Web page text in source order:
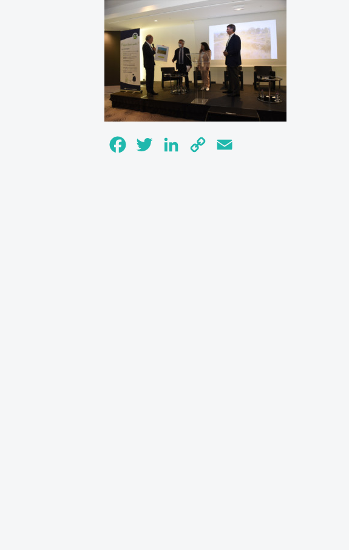
FacebookTwitter LinkedInCopy